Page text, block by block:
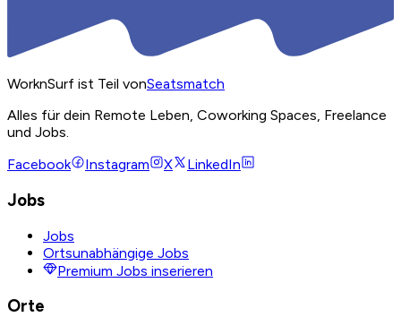
WorknSurf ist Teil vonSeatsmatch
Alles für dein Remote Leben, Coworking Spaces, Freelance
und Jobs.
Facebook
Instagram X LinkedIn
Jobs
Jobs
Ortsunabhängige Jobs
Premium Jobs inserieren
Orte